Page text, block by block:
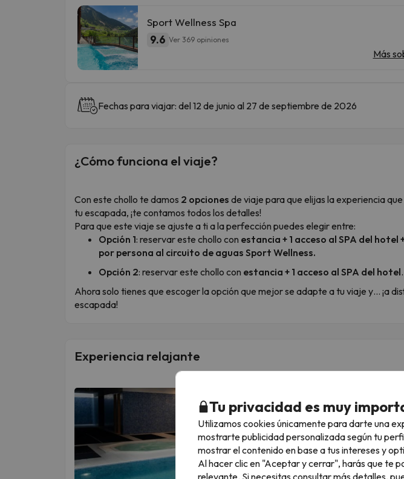
Sport Wellness Spa
9.6 Ver 369 opiniones
Más
Fechas para viajar: del 12 de junio al 27 de septiembre de 2026
¿Cómo funciona el viaje?
Con este chollo te damos 2 opciones de viaje para que elijas la experiencia
tu escapada, ¡te contamos todos los detalles!
Para que este viaje se ajuste a ti a la perfección puedes elegir entre:
Opción 1: reservar este chollo con estancia + 1 acceso al SPA del hotel
por persona al circuito de aguas Sport Wellness.
Opción 2: reservar este chollo con estancia + 1 acceso al SPA del hotel.
Ahora solo tienes que escoger la opción que mejor se adapte a tu viaje y… ¡a
escapada!
Experiencia relajante
Tu privacidad es muy
Utilizamos cookies únicamente para darte una
mostrarte publicidad personalizada según tu
mostrar el contenido en base a tus intereses y
Al hacer clic en "Aceptar y cerrar", harás que te
relevante. Si necesitas consultar más detalles,